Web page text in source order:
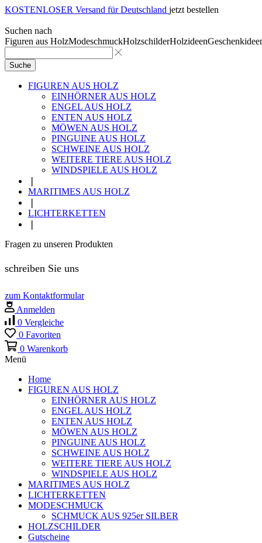
KOSTENLOSER Versand für Deutschland jetzt bestellen
Suchen nach
Figuren aus HolzModeschmuckHolzschilderHolzideen
Suche
FIGUREN AUS HOLZ
EINHÖRNER AUS HOLZ
ENGEL AUS HOLZ
ENTEN AUS HOLZ
MÖWEN AUS HOLZ
PINGUINE AUS HOLZ
SCHWEINE AUS HOLZ
WEITERE TIERE AUS HOLZ
WINDSPIELE AUS HOLZ
MARITIMES AUS HOLZ
LICHTERKETTEN
Fragen zu unseren Produkten
schreiben Sie uns
zum Kontaktformular
Anmelden
0 Vergleiche
0 Favoriten
0 Warenkorb
Menü
Home
FIGUREN AUS HOLZ
EINHÖRNER AUS HOLZ
ENGEL AUS HOLZ
ENTEN AUS HOLZ
MÖWEN AUS HOLZ
PINGUINE AUS HOLZ
SCHWEINE AUS HOLZ
WEITERE TIERE AUS HOLZ
WINDSPIELE AUS HOLZ
MARITIMES AUS HOLZ
LICHTERKETTEN
MODESCHMUCK
SCHMUCK AUS 925er SILBER
HOLZSCHILDER
Gutscheine